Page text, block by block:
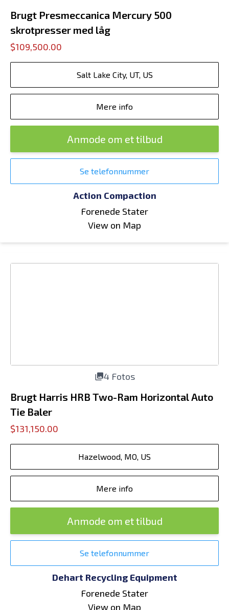
Brugt Presmeccanica Mercury 500
skrotpresser med låg
$109,500.00
Salt Lake City, UT, US
Mere info
Anmode om et tilbud
Se telefonnummer
Action Compaction
Forenede Stater
View on Map
4 Fotos
Brugt Harris HRB Two-Ram Horizontal Auto
Tie Baler
$131,150.00
Hazelwood, MO, US
Mere info
Anmode om et tilbud
Se telefonnummer
Dehart Recycling Equipment
Forenede Stater
View on Map